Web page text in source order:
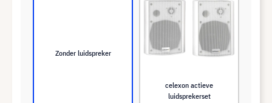
Zonder luidspreker
celexon actieve
luidsprekerset